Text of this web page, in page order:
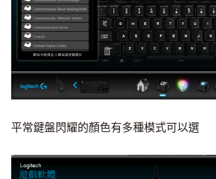
平常鍵盤閃耀的顏色有多種模式可以選